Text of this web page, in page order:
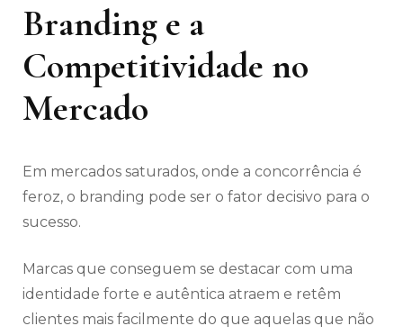
Branding e a
Competitividade no
Mercado
Em mercados saturados, onde a concorrência é
feroz, o branding pode ser o fator decisivo para o
sucesso.
Marcas que conseguem se destacar com uma
identidade forte e autêntica atraem e retêm
clientes mais facilmente do que aquelas que não